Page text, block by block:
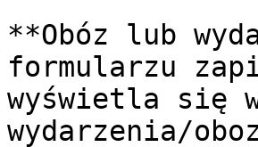
**Obóz lub
formularzu
wyświetla się
wydarzenia/